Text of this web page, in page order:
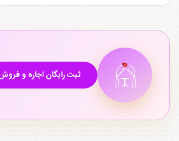
ثبت رایگان اجاره و فروش